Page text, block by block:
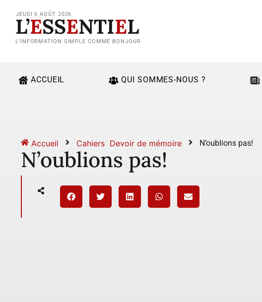
JEUDI 6 AOÛT 2026
L’ESSENTIEL
L’INFORMATION SIMPLE COMME BONJOUR
ACCUEIL QUI SOMMES-NOUS ?
Accueil Cahiers Devoir de mémoire N’oublions pas!
N’oublions pas!